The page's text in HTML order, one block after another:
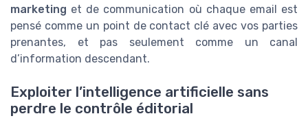
marketing et de communication où chaque email est
pensé comme un point de contact clé avec vos parties
prenantes, et pas seulement comme un canal
d’information descendant.
Exploiter l’intelligence artificielle sans
perdre le contrôle éditorial